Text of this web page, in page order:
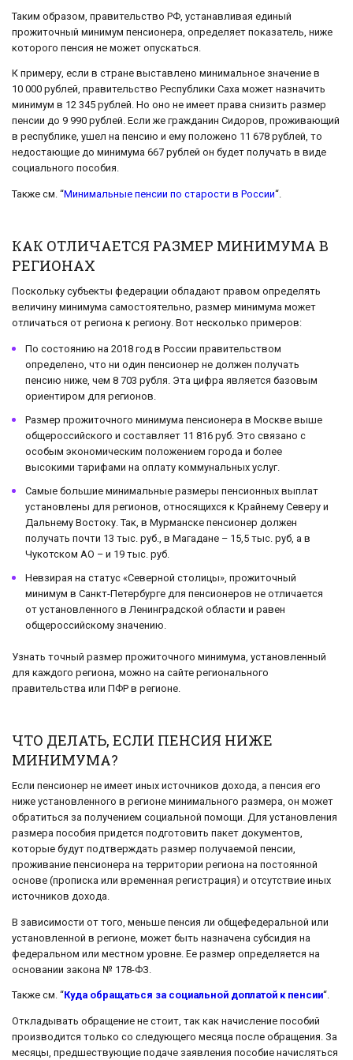
Таким образом, правительство РФ, устанавливая единый
прожиточный минимум пенсионера, определяет показатель, ниже
которого пенсия не может опускаться.
К примеру, если в стране выставлено минимальное значение в
10 000 рублей, правительство Республики Саха может назначить
минимум в 12 345 рублей. Но оно не имеет права снизить размер
пенсии до 9 990 рублей. Если же гражданин Сидоров, проживающий
в республике, ушел на пенсию и ему положено 11 678 рублей, то
недостающие до минимума 667 рублей он будет получать в виде
социального пособия.
Также см. “Минимальные пенсии по старости в России“.
КАК ОТЛИЧАЕТСЯ РАЗМЕР МИНИМУМА В
РЕГИОНАХ
Поскольку субъекты федерации обладают правом определять
величину минимума самостоятельно, размер минимума может
отличаться от региона к региону. Вот несколько примеров:
По состоянию на 2018 год в России правительством
определено, что ни один пенсионер не должен получать
пенсию ниже, чем 8 703 рубля. Эта цифра является базовым
ориентиром для регионов.
Размер прожиточного минимума пенсионера в Москве выше
общероссийского и составляет 11 816 руб. Это связано с
особым экономическим положением города и более
высокими тарифами на оплату коммунальных услуг.
Самые большие минимальные размеры пенсионных выплат
установлены для регионов, относящихся к Крайнему Северу и
Дальнему Востоку. Так, в Мурманске пенсионер должен
получать почти 13 тыс. руб., в Магадане – 15,5 тыс. руб, а в
Чукотском АО – и 19 тыс. руб.
Невзирая на статус «Северной столицы», прожиточный
минимум в Санкт-Петербурге для пенсионеров не отличается
от установленного в Ленинградской области и равен
общероссийскому значению.
Узнать точный размер прожиточного минимума, установленный
для каждого региона, можно на сайте регионального
правительства или ПФР в регионе.
ЧТО ДЕЛАТЬ, ЕСЛИ ПЕНСИЯ НИЖЕ
МИНИМУМА?
Если пенсионер не имеет иных источников дохода, а пенсия его
ниже установленного в регионе минимального размера, он может
обратиться за получением социальной помощи. Для установления
размера пособия придется подготовить пакет документов,
которые будут подтверждать размер получаемой пенсии,
проживание пенсионера на территории региона на постоянной
основе (прописка или временная регистрация) и отсутствие иных
источников дохода.
В зависимости от того, меньше пенсия ли общефедеральной или
установленной в регионе, может быть назначена субсидия на
федеральном или местном уровне. Ее размер определяется на
основании закона № 178-ФЗ.
Также см. “Куда обращаться за социальной доплатой к пенсии“.
Откладывать обращение не стоит, так как начисление пособий
производится только со следующего месяца после обращения. За
месяцы, предшествующие подаче заявления пособие начисляться